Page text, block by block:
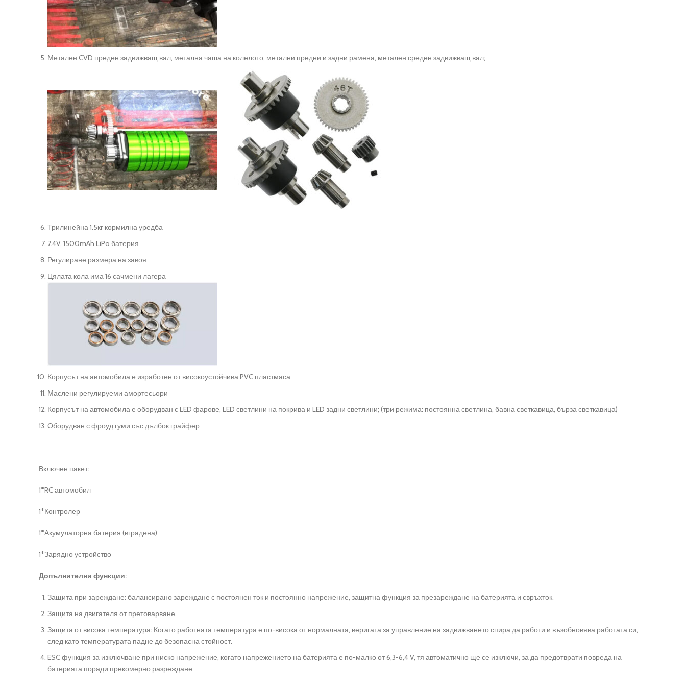
Метален CVD преден задвижващ вал, метална чаша на колелото, метални предни и задни рамена, метален среден задвижващ вал;
Трилинейна 1.5кг кормилна уредба
7.4V, 1500mAh LiPo батерия
Регулиране размера на завоя
Цялата кола има 16 сачмени лагера
Корпусът на автомобила е изработен от високоустойчива PVC пластмаса
Маслени регулируеми амортесьори
Корпусът на автомобила е оборудван с LED фарове, LED светлини на покрива и LED задни светлини; (три режима: постоянна светлина, бавна светкавица, бърза светкавица)
Оборудван с фроуд гуми със дълбок грайфер
Включен пакет:
1*RC автомобил
1*Контролер
1*Акумулаторна батерия (вградена)
1*Зарядно устройство
Допълнителни функции:
Защита при зареждане: балансирано зареждане с постоянен ток и постоянно напрежение, защитна функция за презареждане на батерията и свръхток.
Защита на двигателя от претоварване.
Защита от висока температура: Когато работната температура е по-висока от нормалната, веригата за управление на задвижването спира да работи и възобновява работата си,
след като температурата падне до безопасна стойност.
ESC функция за изключване при ниско напрежение, когато напрежението на батерията е по-малко от 6,3-6,4 V, тя автоматично ще се изключи, за да предотврати повреда на
батерията поради прекомерно разреждане